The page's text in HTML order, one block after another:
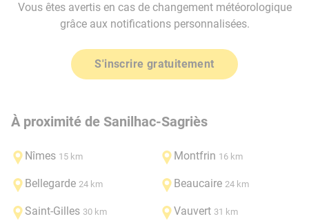
Vous êtes avertis en cas de changement météorologique
grâce aux notifications personnalisées.
S'inscrire gratuitement
À proximité de Sanilhac-Sagriès
Nîmes 15 km Montfrin 16 km
Bellegarde 24 km Beaucaire 24 km
Saint-Gilles 30 km Vauvert 31 km